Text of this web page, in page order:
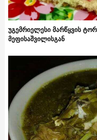
უგემრიელესი მარწყვის
მეფისაშვილისგან